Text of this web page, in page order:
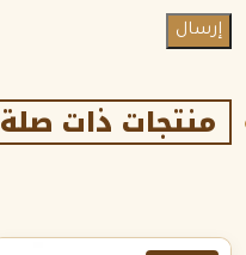
منتجات ذات صلة